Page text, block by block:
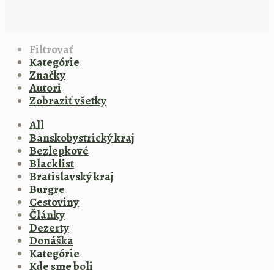
Filtrovať
Kategórie
Značky
Autori
Zobraziť všetky
All
Banskobystrický kraj
Bezlepkové
Blacklist
Bratislavský kraj
Burgre
Cestoviny
Články
Dezerty
Donáška
Kategórie
Kde sme boli